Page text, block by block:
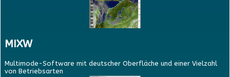
MIXW
Multimode-Software mit deutscher Oberfläche und einer Vielzahl
von Betriebsarten